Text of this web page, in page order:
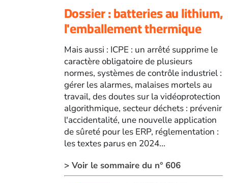
Dossier : batteries au lithium,
l'emballement thermique
Mais aussi : ICPE : un arrêté supprime le
caractère obligatoire de plusieurs
normes, systèmes de contrôle industriel :
gérer les alarmes, malaises mortels au
travail, des doutes sur la vidéoprotection
algorithmique, secteur déchets : prévenir
l'accidentalité, une nouvelle application
de sûreté pour les ERP, réglementation :
les textes parus en 2024...
> Voir le sommaire du n° 606